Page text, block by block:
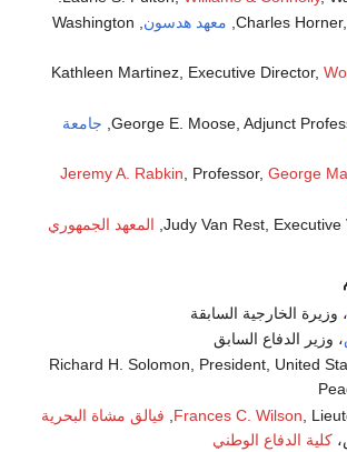
معهد هدسون , Washington
Kathleen Martinez,
George E. Moose, جامعة
Jeremy A. Rabkin,
Judy Van المعهد الجمهوري
السابقة
السابق
Richard H. Solomon,
Frances C.
فيالق مشاة البحرية
الوطني